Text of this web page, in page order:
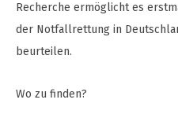
Recherche ermöglicht es
der Notfallrettung in
beurteilen.
Wo zu finden?